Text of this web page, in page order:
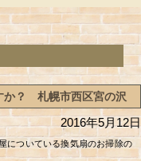
か？ 札幌市西区宮の沢
2016年5月12日
についている換気扇のお掃除の